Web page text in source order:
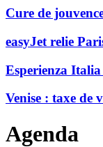
Cure de
easyJet relie
Esperienza
Venise : taxe de
Agenda